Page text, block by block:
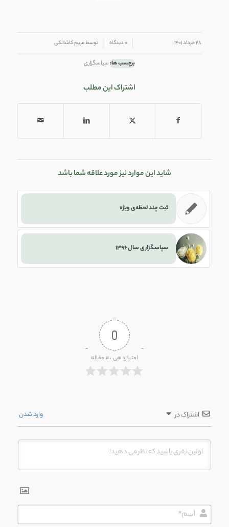
۲۸ خرداد ۱۴۰۱ ۰ دیدگاه توسطمریم کاشانکی
برچسب ها:سپاسگزاری
اشتراک این مطلب
شاید این موارد نیز مورد علاقه شما باشد
ثبت چند لحظه‌ی ویژه
سپاسگزاری سال ۱۳۹۶
0
امتیازدهی به مقاله
اشتراک در وارد شدن